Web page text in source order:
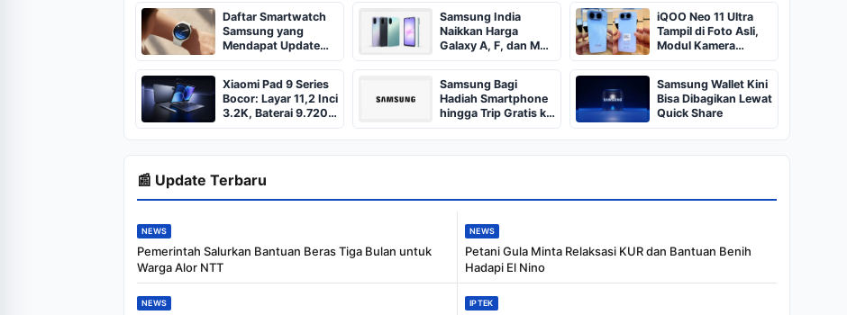
Daftar Smartwatch
Samsung yang
Mendapat Update
One UI 9 Watch
Samsung India
Naikkan Harga
Galaxy A, F, dan M
Series Entry-Level
iQOO Neo 11 Ultra
Tampil di Foto Asli,
Modul Kamera
Horizontal
Xiaomi Pad 9 Series
Bocor: Layar 11,2 Inci
3.2K, Baterai 9.720
mAh, dan Chip
Snapdragon 8
Samsung Bagi
Hadiah Smartphone
hingga Trip Gratis ke
Korea, Cek
Syaratnya!
Samsung Wallet Kini
Bisa Dibagikan Lewat
Quick Share
📰 Update Terbaru
NEWS
Pemerintah Salurkan Bantuan Beras Tiga Bulan untuk
Warga Alor NTT
NEWS
Petani Gula Minta Relaksasi KUR dan Bantuan Benih
Hadapi El Nino
NEWS IPTEK